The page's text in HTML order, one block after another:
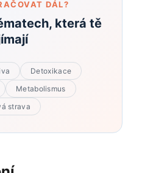
DÁL?
která tě
Detoxikace
Metabolismus
strava